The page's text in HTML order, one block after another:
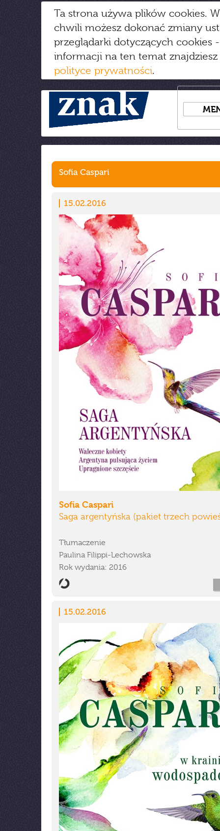
Ta strona używa plików cookies.
chwili możesz dokonać zmiany
przeglądarki dotyczących cookies
informacji na ten temat
polityce prywatności.
Sofia Caspari
15.02.2016
Sofia Caspari
Saga argentyńska (pakiet trzech
Tłumaczenie
Paulina Filippi-Lechowska
Rok wydania: 2016
15.02.2016